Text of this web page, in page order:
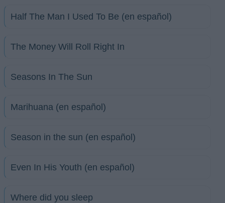
Half The Man I Used To Be (en español)
The Money Will Roll Right In
Seasons In The Sun
Marihuana (en español)
Season in the sun (en español)
Even In His Youth (en español)
Where did you sleep